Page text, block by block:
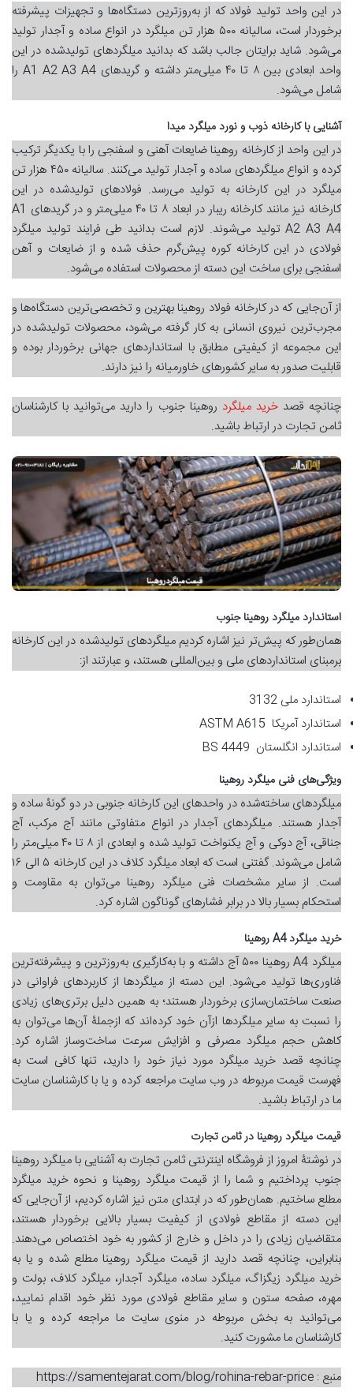
در این واحد تولید فولاد که از به‌روزترین دستگاه‌ها و تجهیزات پیشرفته
برخوردار است، سالیانه ۵۰۰ هزار تن میلگرد در انواع ساده و آجدار تولید
می‌شود. شاید برایتان جالب باشد که بدانید میلگردهای تولیدشده در این
واحد ابعادی بین ۸ تا ۴۰ میلی‌متر داشته و گریدهای A1 A2 A3 A4 را
شامل می‌شود.
آشنایی با کارخانه ذوب و نورد میلگرد میدا
در این واحد از کارخانه روهینا ضایعات آهنی و اسفنجی را با یکدیگر ترکیب
کرده و انواع میلگردهای ساده و آجدار تولید می‌کنند. سالیانه ۴۵۰ هزار تن
میلگرد در این کارخانه به تولید می‌رسد. فولادهای تولیدشده در این
کارخانه نیز مانند کارخانه ریبار در ابعاد ۸ تا ۴۰ میلی‌متر و در گریدهای A1
A2 A3 A4 تولید می‌شوند. لازم است بدانید طی فرایند تولید میلگرد
فولادی در این کارخانه کوره پیش‌گرم حذف شده و از ضایعات و آهن
اسفنجی برای ساخت این دسته از محصولات استفاده می‌شود.
از آن‌جایی که در کارخانه فولاد روهینا بهترین و تخصصی‌ترین دستگاه‌ها و
مجرب‌ترین نیروی انسانی به کار گرفته می‌شود، محصولات تولیدشده در
این مجموعه از کیفیتی مطابق با استانداردهای جهانی برخوردار بوده و
قابلیت صدور به سایر کشورهای خاورمیانه را نیز دارند.
چنانچه قصدخرید میلگرد روهینا جنوب را دارید می‌توانید با کارشناسان
ثامن تجارت در ارتباط باشید.
استاندارد میلگرد روهینا جنوب
همان‌طور که پیش‌تر نیز اشاره کردیم میلگردهای تولیدشده در این کارخانه
برمبنای استانداردهای ملی و بین‌المللی هستند، و عبارتند از:
استاندارد ملی 3132
استاندارد آمریکا ASTM A615
استاندارد انگلستان BS 4449
ویژگی‌های فنی میلگرد روهینا
میلگردهای ساخته‌شده در واحدهای این کارخانه جنوبی در دو گونۀ ساده و
آجدار هستند. میلگردهای آجدار در انواع متفاوتی مانند آج مرکب، آج
جناقی، آج دوکی و آج یکنواخت تولید شده و ابعادی از ۸ تا ۴۰ میلی‌متر را
شامل می‌شوند. گفتنی است که ابعاد میلگرد کلاف در این کارخانه ۵ الی ۱۶
است. از سایر مشخصات فنی میلگرد روهینا می‌توان به مقاومت و
استحکام بسیار بالا در برابر فشارهای گوناگون اشاره کرد.
خرید میلگرد A4 روهینا
میلگرد A4 روهینا ۵۰۰ آج داشته و با به‌کارگیری به‌روزترین و پیشرفته‌ترین
فناوری‌ها تولید می‌شود. این دسته از میلگردها از کاربردهای فراوانی در
صنعت ساختمان‌سازی برخوردار هستند؛ به همین دلیل برتری‌های زیادی
را نسبت به سایر میلگردها ازآن خود کرده‌اند که ازجملۀ آن‌ها می‌توان به
کاهش حجم میلگرد مصرفی و افزایش سرعت ساخت‌وساز اشاره کرد.
چنانچه قصد خرید میلگرد مورد نیاز خود را دارید، تنها کافی است به
فهرست قیمت مربوطه در وب سایت مراجعه کرده و یا با کارشناسان سایت
ما در ارتباط باشید.
قیمت میلگرد روهینا در ثامن تجارت
در نوشتۀ امروز از فروشگاه اینترنتی ثامن تجارت به آشنایی با میلگرد روهینا
جنوب پرداختیم و شما را از قیمت میلگرد روهینا و نحوه خرید میلگرد
مطلع ساختیم. همان‌طور که در ابتدای متن نیز اشاره کردیم، از آن‌جایی که
این دسته از مقاطع فولادی از کیفیت بسیار بالایی برخوردار هستند،
متقاضیان زیادی را در داخل و خارج از کشور به خود اختصاص می‌دهند.
بنابراین، چنانچه قصد دارید از قیمت میلگرد روهینا مطلع شده و یا به
خرید میلگرد زیگزاگ، میلگرد ساده، میلگرد آجدار، میلگرد کلاف، بولت و
مهره، صفحه ستون و سایر مقاطع فولادی مورد نظر خود اقدام نمایید،
می‌توانید به بخش مربوطه در منوی سایت ما مراجعه کرده و یا با
کارشناسان ما مشورت کنید.
منبع : https://samentejarat.com/blog/rohina-rebar-price